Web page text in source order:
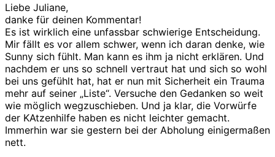
Liebe Juliane,
danke für deinen Kommentar!
Es ist wirklich eine unfassbar schwierige Entscheidung.
Mir fällt es vor allem schwer, wenn ich daran denke, wie
Sunny sich fühlt. Man kann es ihm ja nicht erklären. Und
nachdem er uns so schnell vertraut hat und sich so wohl
bei uns gefühlt hat, hat er nun mit Sicherheit ein Trauma
mehr auf seiner „Liste“. Versuche den Gedanken so weit
wie möglich wegzuschieben. Und ja klar, die Vorwürfe
der KAtzenhilfe haben es nicht leichter gemacht.
Immerhin war sie gestern bei der Abholung einigermaßen
nett.